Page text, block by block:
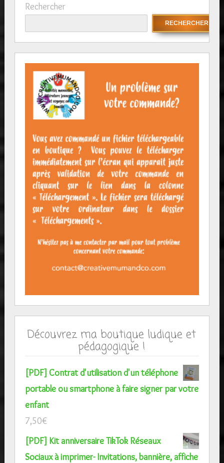
Rechercher
RECHERCHER
Découvrez ma boutique ludique et
pédagogique !
[PDF] Contrat d'utilisation d'un téléphone
portable ou smartphone à faire signer par votre
enfant
7,50€
[PDF] Kit anniversaire TikTok Réseaux
Sociaux à imprimer- Invitations, bannière, affiche